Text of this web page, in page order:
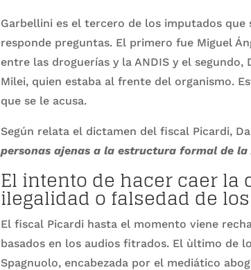
Garbellini es el tercero de los imputados
responde preguntas. El primero fue Miguel
entre las droguerías y la ANDIS y el
Milei, quien estaba al frente del organismo.
que se le acusa.
Según relata el dictamen del fiscal Picardi,
personas ajenas a la estructura formal de
El intento de hacer caer la
ilegalidad o falsedad de
El fiscal Picardi hasta el momento viene
basados en los audios fitrados. El ùltimo de
Spagnuolo, encabezada por el mediático